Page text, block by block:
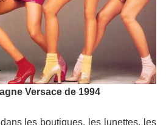
Versace de 1994
les boutiques, les lunettes, les